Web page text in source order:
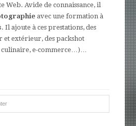
Web. Avide de connaissance, il
avec une formation à
. Il ajoute à ces prestations, des
et extérieur, des packshot
e-commerce…)…